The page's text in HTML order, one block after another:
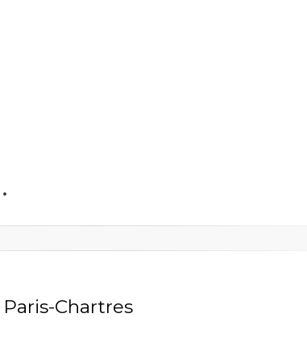
Paris-Chartres